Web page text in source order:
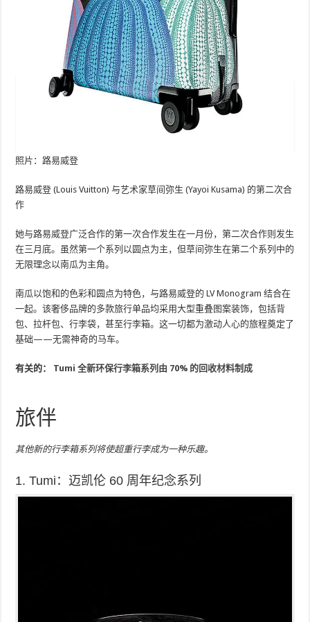
照片：路易威登
路易威登 (Louis Vuitton) 与艺术家草间弥生 (Yayoi Kusama) 的第二次合
作
她与路易威登广泛合作的第一次合作发生在一月份，第二次合作则发生
在三月底。虽然第一个系列以圆点为主，但草间弥生在第二个系列中的
无限理念以南瓜为主角。
南瓜以饱和的色彩和圆点为特色，与路易威登的 LV Monogram 结合在
一起。该奢侈品牌的多款旅行单品均采用大型重叠图案装饰，包括背
包、拉杆包、行李袋，甚至行李箱。这一切都为激动人心的旅程奠定了
基础——无需神奇的马车。
有关的： Tumi 全新环保行李箱系列由 70% 的回收材料制成
旅伴
其他新的行李箱系列将使超重行李成为一种乐趣。
1. Tumi：迈凯伦 60 周年纪念系列